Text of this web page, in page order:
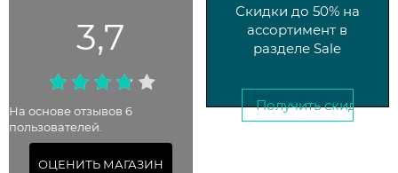
3,7
На основе отзывов 6
пользователей.
ОЦЕНИТЬ МАГАЗИН
Скидки до 50% на
ассортимент в
разделе Sale
Получить скидку →